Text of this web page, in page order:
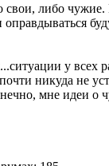
свои, либо
у всех
никуда не
мне идеи о